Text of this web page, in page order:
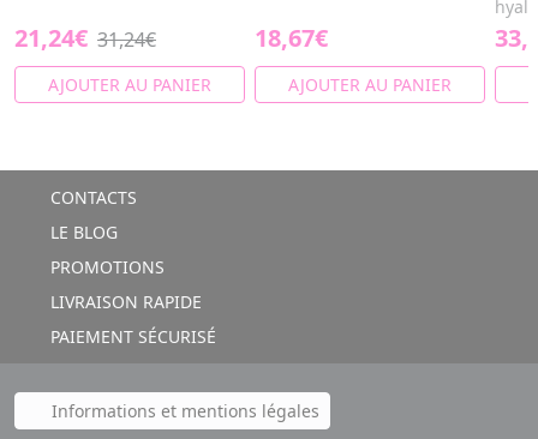
21,24€ 31,24€
AJOUTER AU PANIER
18,67€
AJOUTER AU PANIER
CONTACTS
LE BLOG
PROMOTIONS
LIVRAISON RAPIDE
PAIEMENT SÉCURISÉ
Informations et mentions légales